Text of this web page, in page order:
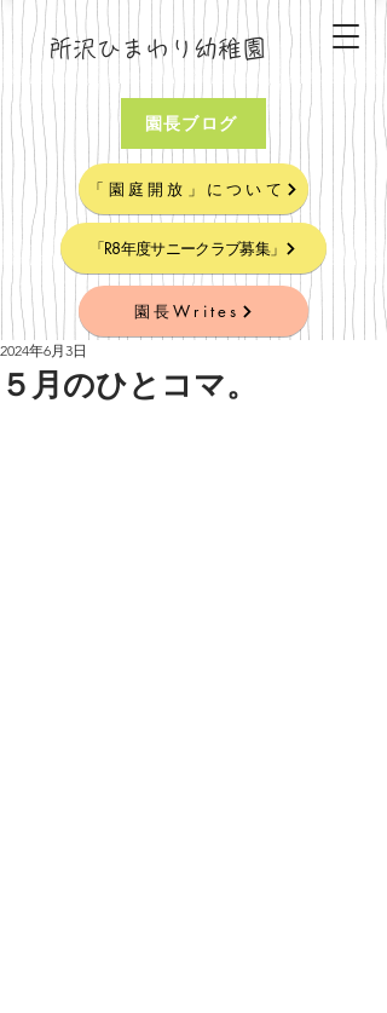
所沢ひまわり幼稚園
園長ブログ
「園庭開放」について
「R8年度サニークラブ募集」
園長Writes
５月のひとコマ。
2024年6月3日